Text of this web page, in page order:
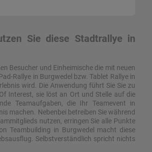
Sie diese Stadtrallye in
Besucher und Einheimische die mit neuen
Rallye in Burgwedel bzw. Tablet Rallye in
wird. Die Anwendung führt Sie Sie zu
Interest, sie löst an Ort und Stelle auf die
Teamaufgaben, die Ihr Teamevent in
machen. Nebenbei betreiben Sie während
nutzen, erringen Sie alle Punkte
Teambuilding in Burgwedel macht diese
Selbstverständlich spricht nichts